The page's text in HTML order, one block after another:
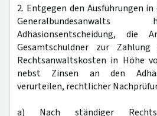
2. Entgegen den Ausführungen in
Adhäsionsentscheidung, die
Gesamtschuldner zur Zahlung
Rechtsanwaltskosten in Höhe
nebst Zinsen an den
verurteilen, rechtlicher
a) Nach ständiger